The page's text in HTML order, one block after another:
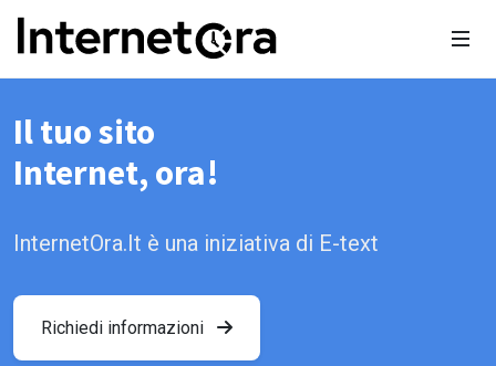
Il tuo sito
Internet, ora!
InternetOra.It è una iniziativa di E-text
Richiedi informazioni